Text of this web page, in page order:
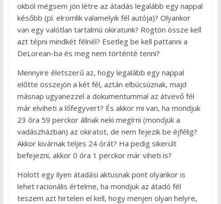
okból mégsem jön létre az átadás legalább egy nappal
később (pl. elromlik valamelyik fél autója)? Olyankor
van egy valótlan tartalmú okiratunk? Rögtön össze kell
azt tépni mindkét félnél? Esetleg be kell pattanni a
DeLorean-ba és meg nem történté tenni?
Mennyire életszerű az, hogy legalább egy nappal
előtte összejön a két fél, aztán elbúcsúznak, majd
másnap ugyanezzel a dokumentummal az átvevő fél
már elviheti a lőfegyvert? És akkor mi van, ha mondjuk
23 óra 59 perckor állnak neki megírni (mondjuk a
vadászházban) az okiratot, de nem fejezik be éjfélig?
Akkor kivárnak teljes 24 órát? Ha pedig sikerült
befejezni, akkor 0 óra 1 perckor már viheti is?
Holott egy ilyen átadási aktusnak pont olyankor is
lehet racionális értelme, ha mondjuk az átadó fél
teszem azt hirtelen el kell, hogy menjen olyan helyre,